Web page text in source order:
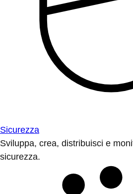
Sicurezza
Sviluppa, crea, distribuisci e
sicurezza.